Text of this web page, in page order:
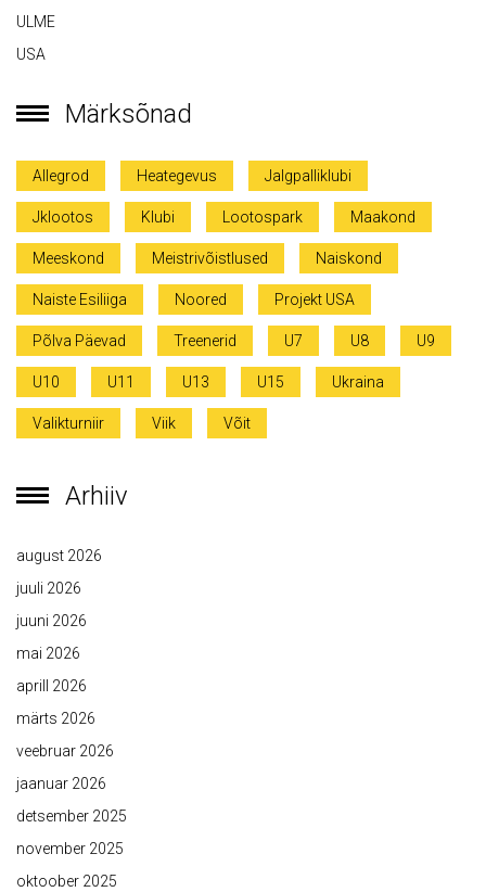
ULME
USA
Märksõnad
Allegrod Heategevus Jalgpalliklubi
Jklootos Klubi Lootospark Maakond
Meeskond Meistrivõistlused Naiskond
Naiste Esiliiga Noored Projekt USA
Põlva Päevad Treenerid U7 U8 U9
U10 U11 U13 U15 Ukraina
Valikturniir Viik Võit
Arhiiv
august 2026
juuli 2026
juuni 2026
mai 2026
aprill 2026
märts 2026
veebruar 2026
jaanuar 2026
detsember 2025
november 2025
oktoober 2025